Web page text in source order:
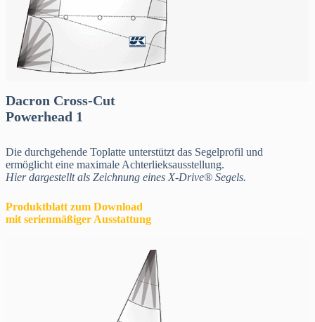
Dacron Cross-Cut
Powerhead 1
Die durchgehende Toplatte unterstützt das Segelprofil und
ermöglicht eine maximale Achterlieksausstellung.
Hier dargestellt als Zeichnung eines X-Drive® Segels.
Produktblatt zum Download
mit serienmäßiger Ausstattung